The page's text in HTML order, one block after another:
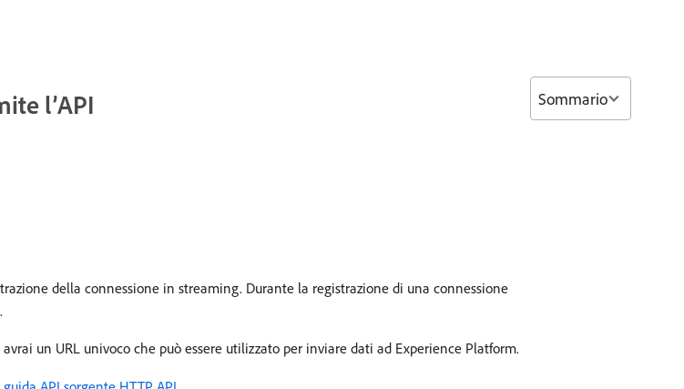
l’API
della connessione in streaming. Durante la registrazione di una connessione
un URL univoco che può essere utilizzato per inviare dati ad Experience Platform.
Sommario